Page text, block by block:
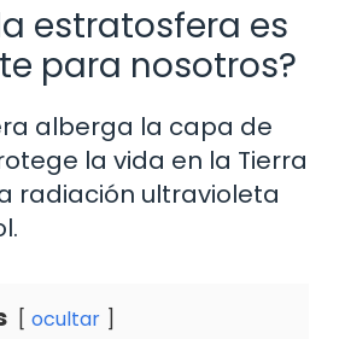
estratosfera es
para nosotros?
alberga la capa de
la vida en la Tierra
radiación ultravioleta
ocultar